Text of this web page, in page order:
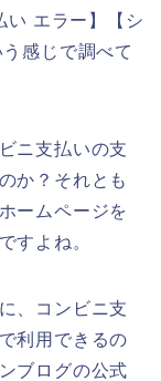
い エラー】【シ
感じで調べて
ニ支払いの支
か？それとも
ームページを
すよね。
、コンビニ支
利用できるの
ブログの公式